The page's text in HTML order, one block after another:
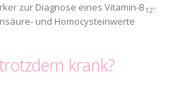
zur Diagnose eines Vitamin-B12-
und Homocysteinwerte
krank?